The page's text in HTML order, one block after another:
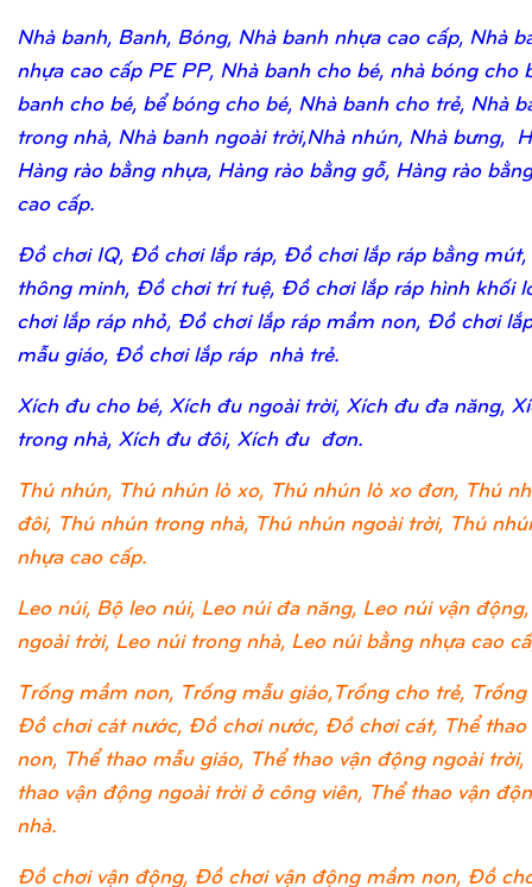
Nhà banh, Banh, Bóng, Nhà banh nhựa cao cấp, Nhà
nhựa cao cấp PE PP, Nhà banh cho bé, nhà bóng cho
banh cho bé, bể bóng cho bé, Nhà banh cho trẻ, Nhà
trong nhà, Nhà banh ngoài trời,Nhà nhún, Nhà bưng,
Hàng rào bằng nhựa, Hàng rào bằng gỗ, Hàng rào
cao cấp.
Đồ chơi IQ, Đồ chơi lắp ráp, Đồ chơi lắp ráp bằng
thông minh, Đồ chơi trí tuệ, Đồ chơi lắp ráp hình khối
chơi lắp ráp nhỏ, Đồ chơi lắp ráp mầm non, Đồ chơi
mẫu giáo, Đồ chơi lắp ráp nhà trẻ.
Xích đu cho bé, Xích đu ngoài trời, Xích đu đa năng,
trong nhà, Xích đu đôi, Xích đu đơn.
Thú nhún, Thú nhún lò xo, Thú nhún lò xo đơn, Thú
đôi, Thú nhún trong nhà, Thú nhún ngoài trời, Thú
nhựa cao cấp.
Leo núi, Bộ leo núi, Leo núi đa năng, Leo núi vận
ngoài trời, Leo núi trong nhà, Leo núi bằng nhựa cao
Trống mầm non, Trống mẫu giáo,Trống cho trẻ, Trống
Đồ chơi cát nước, Đồ chơi nước, Đồ chơi cát, Thể
non, Thể thao mẫu giáo, Thể thao vận động ngoài trời,
thao vận động ngoài trời ở công viên, Thể thao vận
nhà.
Đồ chơi vận động, Đồ chơi vận động mầm non, Đồ